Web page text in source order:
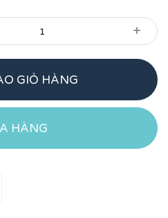
+
GIỎ HÀNG
HÀNG